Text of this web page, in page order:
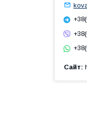
Сайт